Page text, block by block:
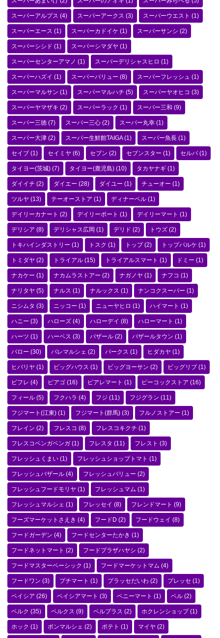
スーパーアルプス (4) スーパーアークス (3) スーパーウエスト (1)
スーパーエース (1) スーパーカドイケ (1) スーパーサンシ (2)
スーパーシシド (1) スーパーシマダヤ (1)
スーパーセンターアマノ (1) スーパーデリシャスヒロ (1)
スーパーハズイ (1) スーパーバリュー (8) スーパーフレッシュ (1)
スーパーマルサン (1) スーパーマルハチ (5) スーパーヤオヒコ (3)
スーパーヤマザキ (2) スーパーラック (1) スーパー三和 (9)
スーパー三徳 (7) スーパー三心 (2) スーパー丸幸 (1)
スーパー大津 (2) スーパー生鮮館TAIGA(1) スーパー魚長 (1)
セイブ (1) セイミヤ (6) セブン (2) セブンスター (1) セルバ(1)
タイヨー(茨城) (7) タイヨー(鹿児島) (10) タカヤナギ (1)
ダイイチ (2) ダイエー (28) ダイユー (1) チューオー (1)
ツルヤ (13) テーオーストア (1) ディナーベル (1)
デイリーカナート (2) デイリーポート (1) デイリーマート (1)
デリシア (8) デリシャス広岡 (1) デリド (2) トウズ (2)
トキハインダストリー (1) トスク (1) トップ(2) トップパルケ (1)
トミダヤ (2) トライアル (15) トライアルスマート (1) ドミー (1)
ナカケー (1) ナカムラストアー (2) ナガノヤ (1) ナフコ (1)
ナリタヤ (5) ナルス (1) ナルックス (1) ナンコクスーパー (1)
ニシムタ (3) ニッコー (1) ニューヤヒロ (1) ハイマート (1)
ハニー (3) ハローズ (4) ハローデイ (8) ハローマート (1)
ハーツ (1) ハーベス (3) バザール (2) バザールタウン (1)
バロー (30) パレマルシェ (2) パークス (1) ヒダカヤ (1)
ヒバリヤ (1) ビッグハウス (1) ビッグヨーサン (2) ビッグリブ (1)
ビフレ (4) ピアゴ (16) ピアレマート (1) ピーコックストア (16)
フィール (5) フクハラ (4) フジ (11) フジグラン (11)
フジマート(江東) (1) フジマート(群馬) (3) フルノストアー (1)
フレイン (2) フレスコ (8) フレスコキクチ (1)
フレスコベンガベンガ (1) フレスタ (11) フレスト (3)
フレッシュくまい (1) フレッシュショップトマト (1)
フレッシュバザール (4) フレッシュバリュー (2)
フレッシュフードモリヤ (1) フレッシュマム (1)
フレッシュマルシェ (1) フレッセイ (8) フレンドマート (9)
フーズマーケットさえき (4) フードD (2) フードウェイ (8)
フードガーデン (4) フードセンターたかき (1)
フードネットマート (2) フードプラザハヤシ (2)
フードマスターベーシック (1) フードマーケットマム (4)
フードワン (3) プチマート (1) プラッセだいわ (2) プレッセ (1)
ベイシア (26) ベイシアマート (3) ベニーマート (1) ベル (2)
ベルク (35) ベルクス (9) ベルプラス (2) ホクレンショップ(1)
ホック (1) ボンマルシェ (2) ポテト (1) マイヤ (2)